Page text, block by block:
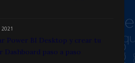
2021
Power BI Desktop y crear tu
Dashboard paso a paso